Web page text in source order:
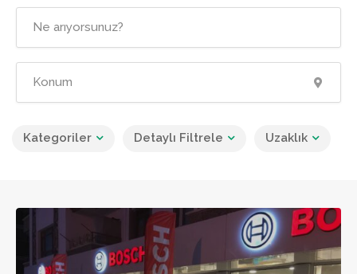
Kategoriler Detaylı Filtrele Uzaklık